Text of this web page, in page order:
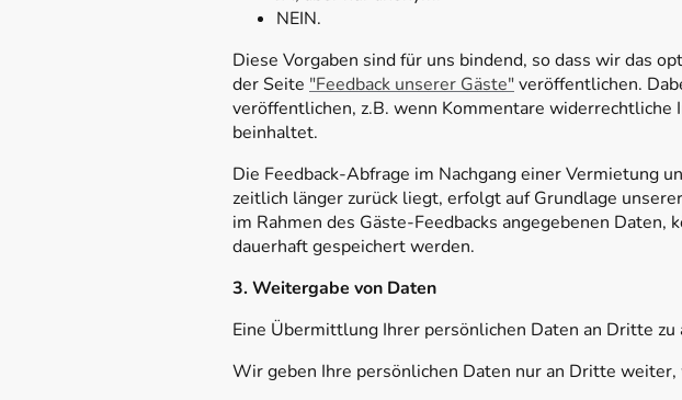
NEIN.
Diese Vorgaben sind für uns bindend, so dass wir das
der Seite "Feedback unserer Gäste"veröffentlichen.
veröffentlichen, z.B. wenn Kommentare
beinhaltet.
Die Feedback-Abfrage im Nachgang einer Vermietung
zeitlich länger zurück liegt, erfolgt auf Grundlage
im Rahmen des Gäste-Feedbacks angegebenen
dauerhaft gespeichert werden.
3. Weitergabe von Daten
Eine Übermittlung Ihrer persönlichen Daten an Dritte
Wir geben Ihre persönlichen Daten nur an Dritte weiter,